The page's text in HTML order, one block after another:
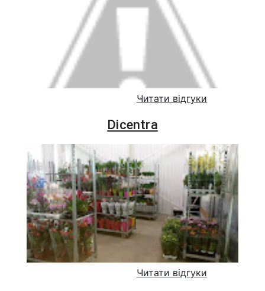
Читати відгуки
Dicentra
Читати відгуки